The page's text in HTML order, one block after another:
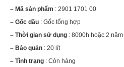
– Mã sản phẩm : 2901 1701 00
– Gốc dầu : Gốc tổng hợp
– Thời gian sử dụng : 8000h hoặc 2 năm
– Bảo quản : 20 lít
– Tình trạng : Còn hàng